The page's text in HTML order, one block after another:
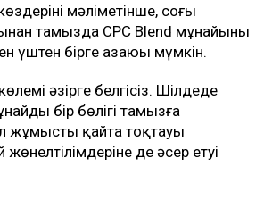
мәліметінше, соңғы
тамызда CPC Blend мұнайының
үштен бірге азаюы мүмкін.
әзірге белгісіз. Шілдеде
бір бөлігі тамызға
жұмыстың қайта тоқтауы
де әсер етуі